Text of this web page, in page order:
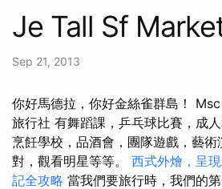
Je Tall Sf
Sep 21, 2013
你好馬德拉，你好金絲雀群島！
旅行社 有舞蹈課，乒乓球比賽，成
烹飪學校，品酒會，團隊遊戲，藝
對，觀看明星等等。 西式外燴，呈
記全攻略 當我們要旅行時，我們的